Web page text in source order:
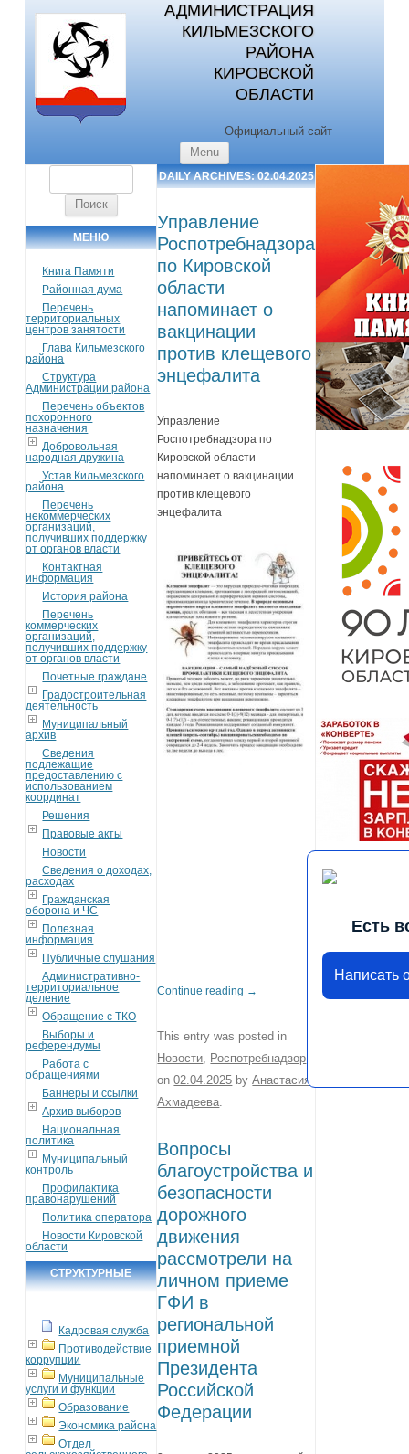
АДМИНИСТРАЦИЯ
КИЛЬМЕЗСКОГО
РАЙОНА
КИРОВСКОЙ
ОБЛАСТИ
Официальный сайт
Menu
МЕНЮ
Книга Памяти
Районная дума
Перечень
территориальных
центров занятости
Глава Кильмезского
района
Структура
Администрации района
Перечень объектов
похоронного
назначения
Добровольная
народная дружина
Устав Кильмезского
района
Перечень
некоммерческих
организаций,
получивших поддержку
от органов власти
Контактная
информация
История района
Перечень
коммерческих
организаций,
получивших поддержку
от органов власти
Почетные граждане
Градостроительная
деятельность
Муниципальный
архив
Сведения
подлежащие
предоставлению с
использованием
координат
Решения
Правовые акты
Новости
Сведения о доходах,
расходах
Гражданская
оборона и ЧС
Полезная
информация
Публичные слушания
Административно-
территориальное
деление
Обращение с ТКО
Выборы и
референдумы
Работа с
обращениями
Баннеры и ссылки
Архив выборов
Национальная
политика
Муниципальный
контроль
Профилактика
правонарушений
Политика оператора
Новости Кировской
области
СТРУКТУРНЫЕ
Кадровая служба
Противодействие
коррупции
Муниципальные
услуги и функции
Образование
Экономика района
Отдел
DAILY ARCHIVES:02.04.2025
Управление
Роспотребнадзора
по Кировской
области
напоминает о
вакцинации
против клещевого
энцефалита
Управление
Роспотребнадзора по
Кировской области
напоминает о вакцинации
против клещевого
энцефалита
Continue reading →
This entry was posted in
Новости
Роспотребнадзор
on02.04.2025 byАнастасия
Ахмадеева
Вопросы
благоустройства и
безопасности
дорожного
движения
рассмотрели на
личном приеме
ГФИ в
региональной
приемной
Президента
Российской
Федерации
Есть
Написать